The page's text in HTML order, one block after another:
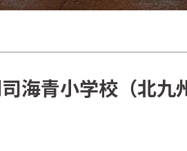
海青小学校（北九